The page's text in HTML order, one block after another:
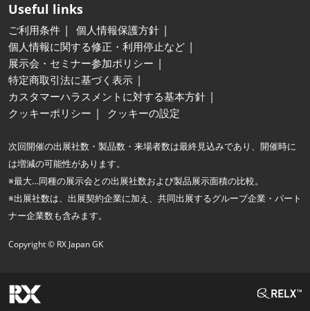
Useful links
ご利用条件
個人情報保護方針
個人情報に関する修正・利用停止など
展示会・セミナー参加ポリシー
特定商取引法に基づく表示
カスタマーハラスメントに対する基本方針
クッキーポリシー
クッキーの設定
次回開催の出展社数・製品数・来場者数は最終見込みであり、開催時に
は増減の可能性があります。
※最大…同種の展示会との出展社数および製品展示面積の比較。
※出展社数は、出展契約企業に加え、共同出展するグループ企業・パート
ナー企業数も含みます。
Copyright © RX Japan GK